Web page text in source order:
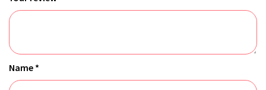
Name *